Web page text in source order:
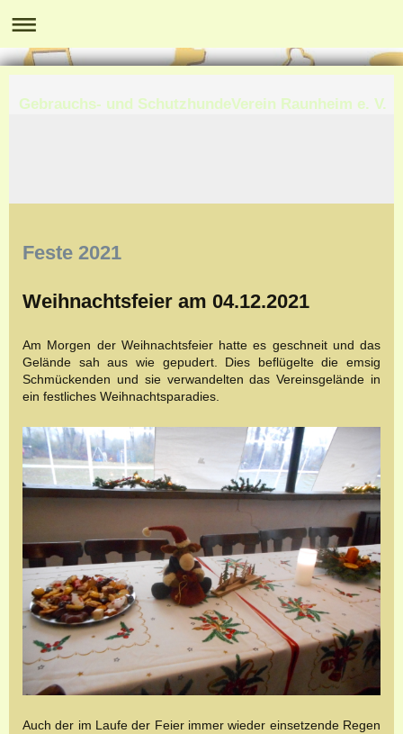
Gebrauchs- und SchutzhundeVerein Raunheim e. V.
Feste 2021
Weihnachtsfeier am 04.12.2021
Am Morgen der Weihnachtsfeier hatte es geschneit und das
Gelände sah aus wie gepudert. Dies beflügelte die emsig
Schmückenden und sie verwandelten das Vereinsgelände in
ein festliches Weihnachtsparadies.
Auch der im Laufe der Feier immer wieder einsetzende Regen